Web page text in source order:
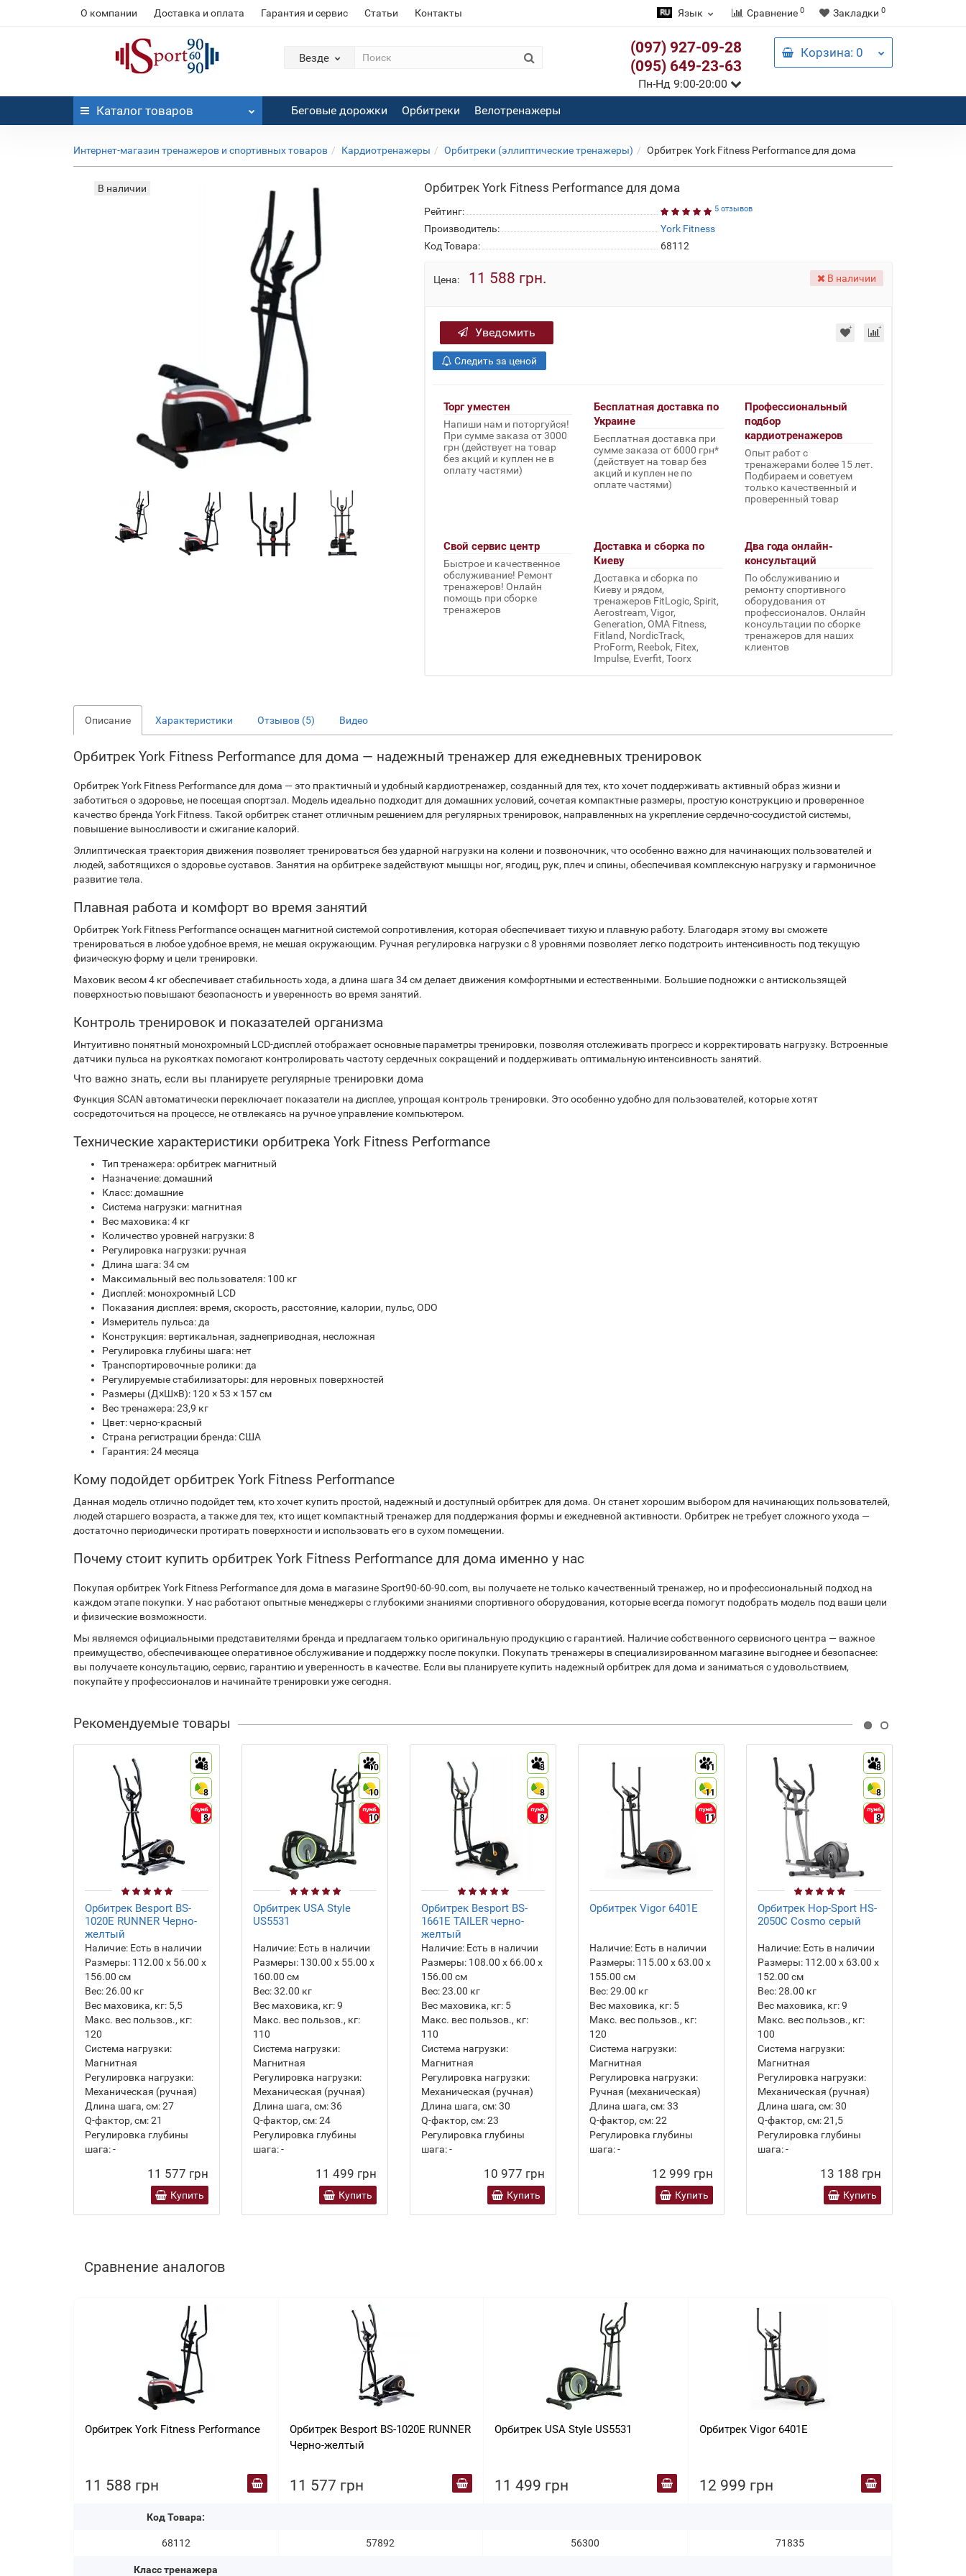
О компании Доставка и оплата Гарантия и сервис Статьи Контакты Язык Сравнение 0 Закладки 0
Везде
(097) 927-09-28
(095) 649-23-63
Пн-Нд 9:00-20:00
Корзина: 0
Каталог товаров Беговые дорожки Орбитреки Велотренажеры
Интернет-магазин тренажеров и спортивных товаров Кардиотренажеры Орбитреки (эллиптические тренажеры) Орбитрек York Fitness Performance для дома
В наличии Орбитрек York Fitness Performance для дома
Рейтинг: 5 отзывов
Производитель:
York Fitness
Код Товара:
68112
Цена: 11 588 грн. В наличии
Уведомить
Следить за ценой
Торг уместен
Напиши нам и поторгуйся!
При сумме заказа от 3000
грн (действует на товар
без акций и куплен не в
оплату частями)
Бесплатная доставка по
Украине
Бесплатная доставка при
сумме заказа от 6000 грн*
(действует на товар без
акций и куплен не по
оплате частями)
Профессиональный
подбор
кардиотренажеров
Опыт работ с
тренажерами более 15 лет.
Подбираем и советуем
только качественный и
проверенный товар
Свой сервис центр
Быстрое и качественное
обслуживание! Ремонт
тренажеров! Онлайн
помощь при сборке
тренажеров
Доставка и сборка по
Киеву
Доставка и сборка по
Киеву и рядом,
тренажеров FitLogic, Spirit,
Aerostream, Vigor,
Generation, OMA Fitness,
Fitland, NordicTrack,
ProForm, Reebok, Fitex,
Impulse, Everfit, Toorx
Два года онлайн-
консультаций
По обслуживанию и
ремонту спортивного
оборудования от
профессионалов. Онлайн
консультации по сборке
тренажеров для наших
клиентов
Описание Характеристики Отзывов (5) Видео
Орбитрек York Fitness Performance для дома — надежный тренажер для ежедневных тренировок
Орбитрек York Fitness Performance для дома — это практичный и удобный кардиотренажер, созданный для тех, кто хочет поддерживать активный образ жизни и
заботиться о здоровье, не посещая спортзал. Модель идеально подходит для домашних условий, сочетая компактные размеры, простую конструкцию и проверенное
качество бренда York Fitness. Такой орбитрек станет отличным решением для регулярных тренировок, направленных на укрепление сердечно-сосудистой системы,
повышение выносливости и сжигание калорий.
Эллиптическая траектория движения позволяет тренироваться без ударной нагрузки на колени и позвоночник, что особенно важно для начинающих пользователей и
людей, заботящихся о здоровье суставов. Занятия на орбитреке задействуют мышцы ног, ягодиц, рук, плеч и спины, обеспечивая комплексную нагрузку и гармоничное
развитие тела.
Плавная работа и комфорт во время занятий
Орбитрек York Fitness Performance оснащен магнитной системой сопротивления, которая обеспечивает тихую и плавную работу. Благодаря этому вы сможете
тренироваться в любое удобное время, не мешая окружающим. Ручная регулировка нагрузки с 8 уровнями позволяет легко подстроить интенсивность под текущую
физическую форму и цели тренировки.
Маховик весом 4 кг обеспечивает стабильность хода, а длина шага 34 см делает движения комфортными и естественными. Большие подножки с антискользящей
поверхностью повышают безопасность и уверенность во время занятий.
Контроль тренировок и показателей организма
Интуитивно понятный монохромный LCD-дисплей отображает основные параметры тренировки, позволяя отслеживать прогресс и корректировать нагрузку. Встроенные
датчики пульса на рукоятках помогают контролировать частоту сердечных сокращений и поддерживать оптимальную интенсивность занятий.
Что важно знать, если вы планируете регулярные тренировки дома
Функция SCAN автоматически переключает показатели на дисплее, упрощая контроль тренировки. Это особенно удобно для пользователей, которые хотят
сосредоточиться на процессе, не отвлекаясь на ручное управление компьютером.
Технические характеристики орбитрека York Fitness Performance
Тип тренажера: орбитрек магнитный
Назначение: домашний
Класс: домашние
Система нагрузки: магнитная
Вес маховика: 4 кг
Количество уровней нагрузки: 8
Регулировка нагрузки: ручная
Длина шага: 34 см
Максимальный вес пользователя: 100 кг
Дисплей: монохромный LCD
Показания дисплея: время, скорость, расстояние, калории, пульс, ODO
Измеритель пульса: да
Конструкция: вертикальная, заднеприводная, несложная
Регулировка глубины шага: нет
Транспортировочные ролики: да
Регулируемые стабилизаторы: для неровных поверхностей
Размеры (Д×Ш×В): 120 × 53 × 157 см
Вес тренажера: 23,9 кг
Цвет: черно-красный
Страна регистрации бренда: США
Гарантия: 24 месяца
Кому подойдет орбитрек York Fitness Performance
Данная модель отлично подойдет тем, кто хочет купить простой, надежный и доступный орбитрек для дома. Он станет хорошим выбором для начинающих пользователей,
людей старшего возраста, а также для тех, кто ищет компактный тренажер для поддержания формы и ежедневной активности. Орбитрек не требует сложного ухода —
достаточно периодически протирать поверхности и использовать его в сухом помещении.
Почему стоит купить орбитрек York Fitness Performance для дома именно у нас
Покупая орбитрек York Fitness Performance для дома в магазине Sport90-60-90.com, вы получаете не только качественный тренажер, но и профессиональный подход на
каждом этапе покупки. У нас работают опытные менеджеры с глубокими знаниями спортивного оборудования, которые всегда помогут подобрать модель под ваши цели
и физические возможности.
Мы являемся официальными представителями бренда и предлагаем только оригинальную продукцию с гарантией. Наличие собственного сервисного центра — важное
преимущество, обеспечивающее оперативное обслуживание и поддержку после покупки. Покупать тренажеры в специализированном магазине выгоднее и безопаснее:
вы получаете консультацию, сервис, гарантию и уверенность в качестве. Если вы планируете купить надежный орбитрек для дома и заниматься с удовольствием,
покупайте у профессионалов и начинайте тренировки уже сегодня.
Рекомендуемые товары
8
8
8
Орбитрек Besport BS-
1020E RUNNER Черно-
желтый
Наличие: Есть в наличии
Размеры: 112.00 х 56.00 х
156.00 см
Вес:26.00 кг
Вес маховика, кг: 5,5
Макс. вес пользов., кг:
120
Система нагрузки:
Магнитная
Регулировка нагрузки:
Механическая (ручная)
Длина шага, см:27
Q-фактор, см:21
Регулировка глубины
шага:-
11 577 грн
Купить
10
10
10
Орбитрек USA Style
US5531
Наличие: Есть в наличии
Размеры: 130.00 х 55.00 х
160.00 см
Вес:32.00 кг
Вес маховика, кг:9
Макс. вес пользов., кг:
110
Система нагрузки:
Магнитная
Регулировка нагрузки:
Механическая (ручная)
Длина шага, см:36
Q-фактор, см:24
Регулировка глубины
шага:-
11 499 грн
Купить
8
8
8
Орбитрек Besport BS-
1661E TAILER черно-
желтый
Наличие: Есть в наличии
Размеры: 108.00 х 66.00 х
156.00 см
Вес:23.00 кг
Вес маховика, кг: 5
Макс. вес пользов., кг:
110
Система нагрузки:
Магнитная
Регулировка нагрузки:
Механическая (ручная)
Длина шага, см:30
Q-фактор, см:23
Регулировка глубины
шага:-
10 977 грн
Купить
11
11
11
Орбитрек Vigor 6401E
Наличие: Есть в наличии
Размеры: 115.00 х 63.00 х
155.00 см
Вес:29.00 кг
Вес маховика, кг: 5
Макс. вес пользов., кг:
120
Система нагрузки:
Магнитная
Регулировка нагрузки:
Ручная (механическая)
Длина шага, см:33
Q-фактор, см:22
Регулировка глубины
шага:-
12 999 грн
Купить
8
8
8
Орбитрек Hop-Sport HS-
2050C Cosmo серый
Наличие: Есть в наличии
Размеры: 112.00 х 63.00 х
152.00 см
Вес:28.00 кг
Вес маховика, кг:9
Макс. вес пользов., кг:
100
Система нагрузки:
Магнитная
Регулировка нагрузки:
Механическая (ручная)
Длина шага, см:30
Q-фактор, см:21,5
Регулировка глубины
шага:-
13 188 грн
Купить
Сравнение аналогов
Орбитрек York Fitness Performance
11 588 грн
Код Товара:
68112
Класс тренажера
Орбитрек Besport BS-1020E RUNNER
Черно-желтый
11 577 грн
57892
Орбитрек USA Style US5531
11 499 грн
56300
Орбитрек Vigor 6401E
12 999 грн
71835